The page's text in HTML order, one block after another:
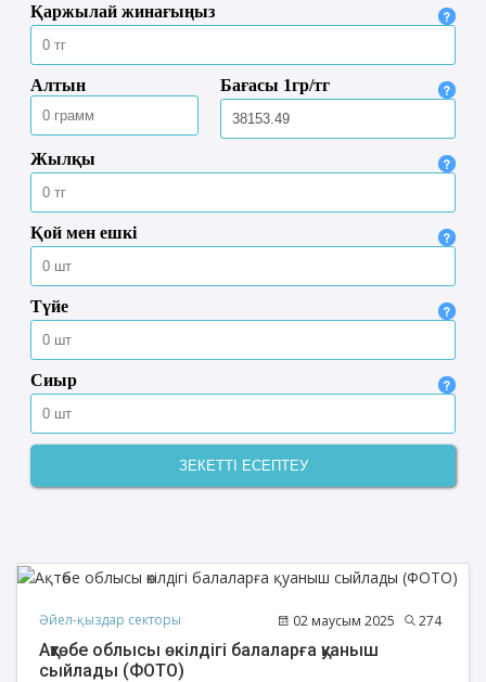
Әйел-қыздар секторы 02 маусым 2025 274
Ақтөбе облысы өкілдігі балаларға қуаныш
сыйлады (ФОТО)